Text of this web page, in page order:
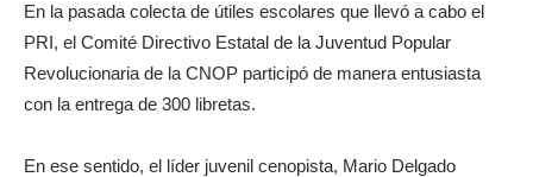
En la pasada colecta de útiles escolares que llevó a cabo el
PRI, el Comité Directivo Estatal de la Juventud Popular
Revolucionaria de la CNOP participó de manera entusiasta
con la entrega de 300 libretas.
En ese sentido, el líder juvenil cenopista, Mario Delgado